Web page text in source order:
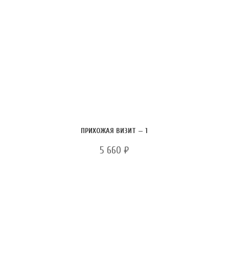
ПРИХОЖАЯ ВИЗИТ — 1
5 660₽